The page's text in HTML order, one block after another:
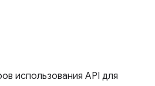
использования API для